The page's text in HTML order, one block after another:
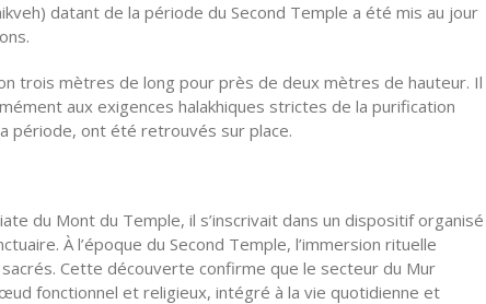
datant de la période du Second Temple a été mis au jour
trois mètres de long pour près de deux mètres de hauteur. Il
aux exigences halakhiques strictes de la purification
période, ont été retrouvés sur place.
du Mont du Temple, il s’inscrivait dans un dispositif organisé
À l’époque du Second Temple, l’immersion rituelle
Cette découverte confirme que le secteur du Mur
fonctionnel et religieux, intégré à la vie quotidienne et